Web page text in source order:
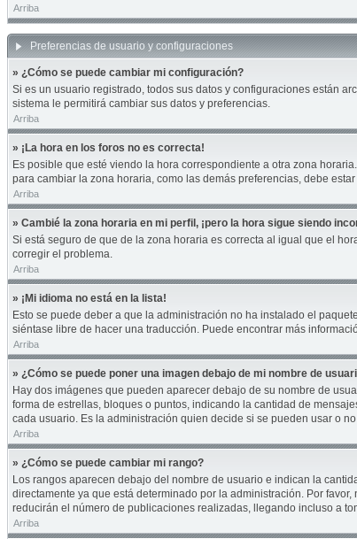
Arriba
Preferencias de usuario y configuraciones
» ¿Cómo se puede cambiar mi configuración?
Si es un usuario registrado, todos sus datos y configuraciones están
sistema le permitirá cambiar sus datos y preferencias.
Arriba
» ¡La hora en los foros no es correcta!
Es posible que esté viendo la hora correspondiente a otra zona
para cambiar la zona horaria, como las demás preferencias, debe
Arriba
» Cambié la zona horaria en mi perfil, ¡pero la hora sigue siendo
Si está seguro de que de la zona horaria es correcta al igual que el
corregir el problema.
Arriba
» ¡Mi idioma no está en la lista!
Esto se puede deber a que la administración no ha instalado el
siéntase libre de hacer una traducción. Puede encontrar más
Arriba
» ¿Cómo se puede poner una imagen debajo de mi nombre de
Hay dos imágenes que pueden aparecer debajo de su nombre de
forma de estrellas, bloques o puntos, indicando la cantidad de
cada usuario. Es la administración quien decide si se pueden usar o
Arriba
» ¿Cómo se puede cambiar mi rango?
Los rangos aparecen debajo del nombre de usuario e indican la
directamente ya que está determinado por la administración. Por
reducirán el número de publicaciones realizadas, llegando incluso a
Arriba